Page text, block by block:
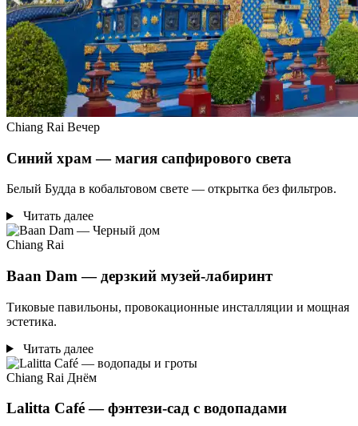
Chiang Rai Вечер
Синий храм — магия сапфирового света
Белый Будда в кобальтовом свете — открытка без фильтров.
Читать далее
Chiang Rai
Baan Dam — дерзкий музей-лабиринт
Тиковые павильоны, провокационные инсталляции и мощная
эстетика.
Читать далее
Chiang Rai Днём
Lalitta Café — фэнтези-сад с водопадами